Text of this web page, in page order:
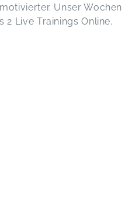
Unser Wochen
Live Trainings Online.